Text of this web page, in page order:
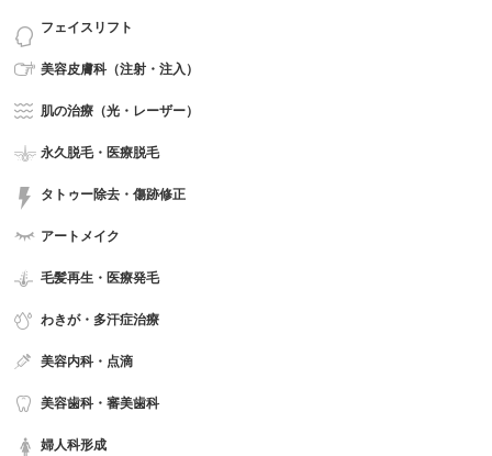
フェイスリフト
美容皮膚科（注射・注入）
肌の治療（光・レーザー）
永久脱毛・医療脱毛
タトゥー除去・傷跡修正
アートメイク
毛髪再生・医療発毛
わきが・多汗症治療
美容内科・点滴
美容歯科・審美歯科
婦人科形成